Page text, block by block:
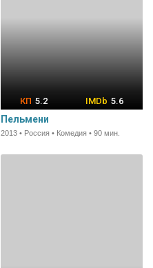
5.2 5.6
Пельмени
2013 • Россия • Комедия • 90 мин.